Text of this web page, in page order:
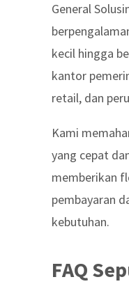
General
kecil hingga
kantor
retail, dan
Kami
yang cepat
memberikan
pembayaran
kebutuhan.
FAQ